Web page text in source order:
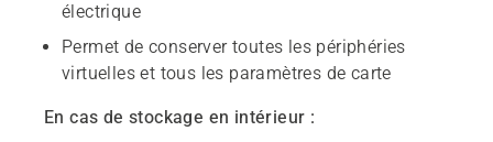
électrique
Permet de conserver toutes les périphéries
virtuelles et tous les paramètres de carte
En cas de stockage en intérieur :